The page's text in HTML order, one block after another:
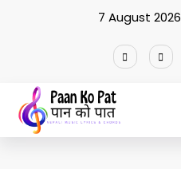
7 August 2026